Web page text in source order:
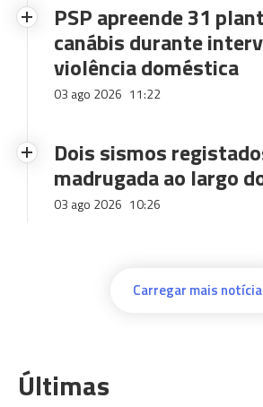
PSP apreende 31
canábis durante
violência doméstica
03 ago 2026 11:22
Dois sismos
madrugada ao largo
03 ago 2026 10:26
Carregar mais
Últimas